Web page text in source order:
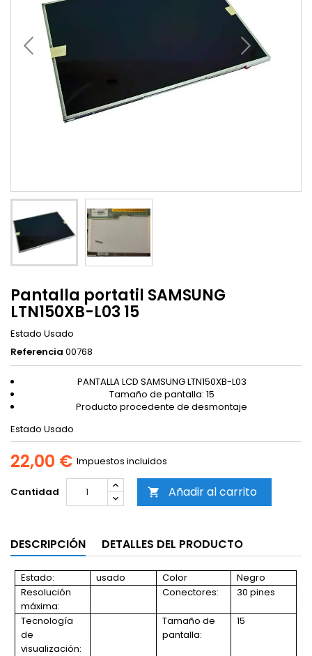
Pantalla portatil SAMSUNG
LTN150XB-L03 15
Estado Usado
Referencia 00768
PANTALLA LCD SAMSUNG LTN150XB-L03
Tamaño de pantalla: 15
Producto procedente de desmontaje
Estado Usado
22,00 € Impuestos incluidos
Cantidad  Añadir al carrito
DESCRIPCIÓN DETALLES DEL PRODUCTO
Estado: usado Color
Negro
Resolución
máxima:
Conectores: 30 pines
Tecnología
de
visualización:
Tamaño de
pantalla:
15